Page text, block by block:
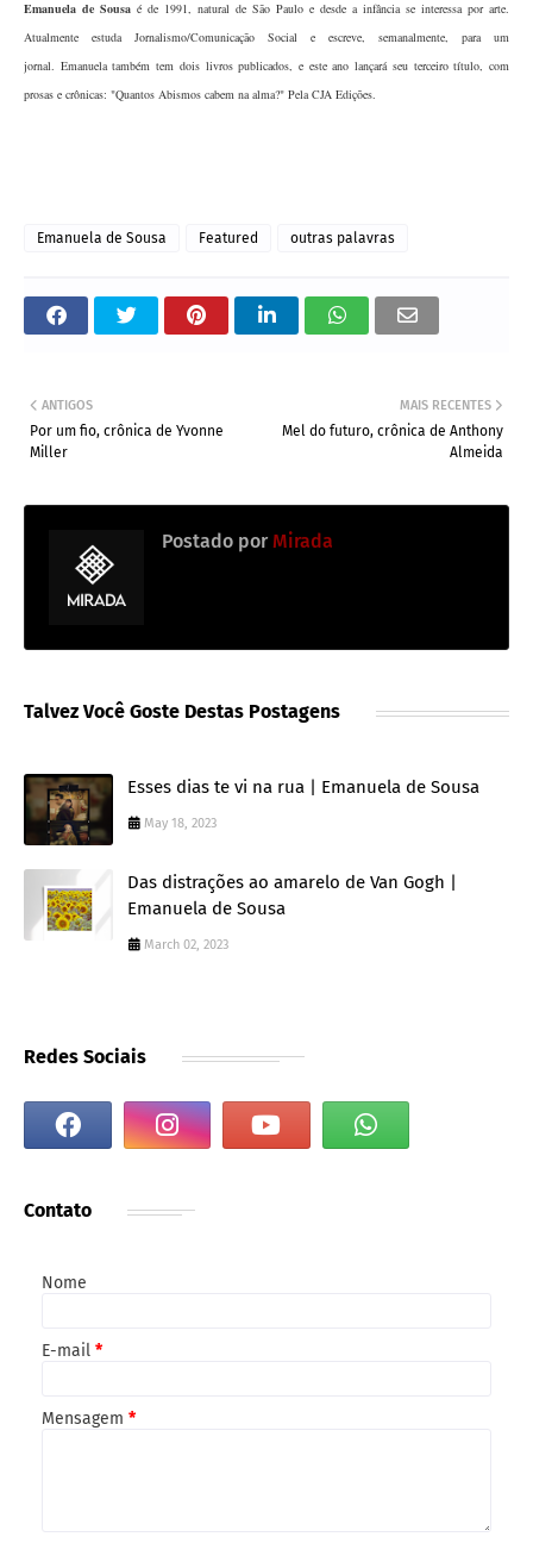
Emanuela de Sousa é de 1991, natural de São Paulo e desde a infância se interessa por arte.
Atualmente estuda Jornalismo/Comunicação Social e escreve, semanalmente, para um
jornal. Emanuelatambém tem dois livros publicados, e este ano lançará seu terceiro título, com
prosas e crônicas: "Quantos Abismos cabem na alma?" Pela CJA Edições.
Emanuela de Sousa Featured outras palavras
MAIS RECENTES
Mel do futuro, crônica de Anthony
Almeida
ANTIGOS
Por um fio, crônica de Yvonne
Miller
Postado por Mirada
Talvez Você Goste Destas Postagens
Esses dias te vi na rua | Emanuela de Sousa
May 18, 2023
Das distrações ao amarelo de Van Gogh |
Emanuela de Sousa
March 02, 2023
Redes Sociais
Contato
Nome
E-mail *
Mensagem *